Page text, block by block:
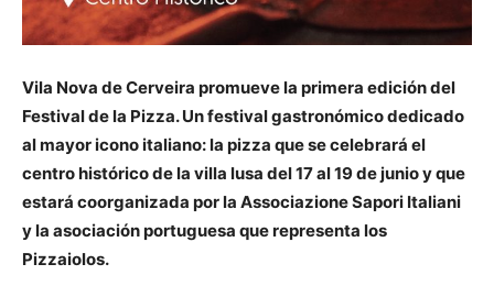
Vila Nova de Cerveira promueve la primera edición del
Festival de la Pizza. Un festival gastronómico dedicado
al mayor icono italiano: la pizza que se celebrará el
centro histórico de la villa lusa del 17 al 19 de junio y que
estará coorganizada por la Associazione Sapori Italiani
y la asociación portuguesa que representa los
Pizzaiolos.